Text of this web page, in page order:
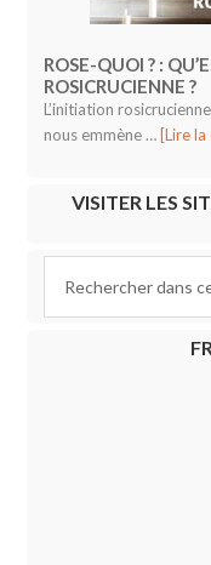
ROSE-QUOI ? :
ROSICRUCIENNE ?
L’initiation
nous emmène … [Lire la
VISITER LES